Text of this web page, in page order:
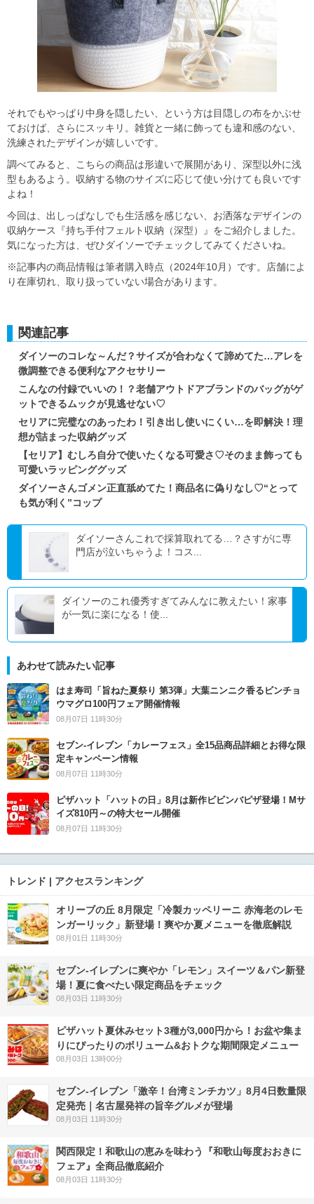
それでもやっぱり中身を隠したい、という方は目隠しの布をかぶせ
ておけば、さらにスッキリ。雑貨と一緒に飾っても違和感のない、
洗練されたデザインが嬉しいです。
調べてみると、こちらの商品は形違いで展開があり、深型以外に浅
型もあるよう。収納する物のサイズに応じて使い分けても良いです
よね！
今回は、出しっぱなしでも生活感を感じない、お洒落なデザインの
収納ケース『持ち手付フェルト収納（深型）』をご紹介しました。
気になった方は、ぜひダイソーでチェックしてみてくださいね。
※記事内の商品情報は筆者購入時点（2024年10月）です。店舗によ
り在庫切れ、取り扱っていない場合があります。
関連記事
ダイソーのコレな～んだ？サイズが合わなくて諦めてた…アレを
微調整できる便利なアクセサリー
こんなの付録でいいの！？老舗アウトドアブランドのバッグがゲ
ットできるムックが見逃せない♡
セリアに完璧なのあったわ！引き出し使いにくい…を即解決！理
想が詰まった収納グッズ
【セリア】むしろ自分で使いたくなる可愛さ♡そのまま飾っても
可愛いラッピンググッズ
ダイソーさんゴメン正直舐めてた！商品名に偽りなし♡“とって
も気が利く”コップ
ダイソーさんこれで採算取れてる…？さすがに専
門店が泣いちゃうよ！コス...
ダイソーのこれ優秀すぎてみんなに教えたい！家事
が一気に楽になる！使...
あわせて読みたい記事
はま寿司「旨ねた夏祭り 第3弾」大葉ニンニク香るビンチョ
ウマグロ100円フェア開催情報
08月07日 11時30分
セブン‐イレブン「カレーフェス」全15品商品詳細とお得な限
定キャンペーン情報
08月07日 11時30分
ピザハット「ハットの日」8月は新作ビビンバピザ登場！Mサ
イズ810円～の特大セール開催
08月07日 11時30分
トレンド | アクセスランキング
オリーブの丘 8月限定「冷製カッペリーニ 赤海老のレモ
ンガーリック」新登場！爽やか夏メニューを徹底解説
08月01日 11時30分
セブン‐イレブンに爽やか「レモン」スイーツ＆パン新登
場！夏に食べたい限定商品をチェック
08月03日 11時30分
ピザハット夏休みセット3種が3,000円から！お盆や集ま
りにぴったりのボリューム&おトクな期間限定メニュー
08月03日 13時00分
セブン-イレブン「激辛！台湾ミンチカツ」8月4日数量限
定発売｜名古屋発祥の旨辛グルメが登場
08月03日 11時30分
関西限定！和歌山の恵みを味わう『和歌山毎度おおきに
フェア』全商品徹底紹介
08月03日 11時30分